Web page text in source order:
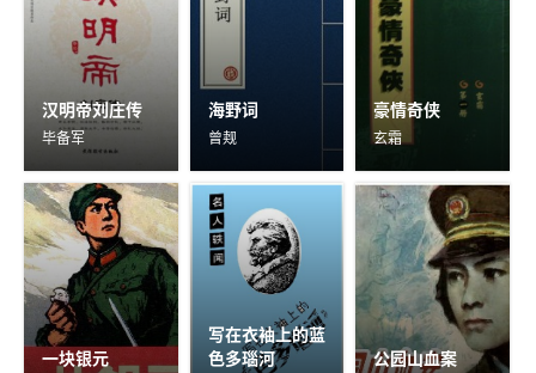
汉明帝刘庄传
毕备军
海野词
曾觌
豪情奇侠
玄霜
一块银元
写在衣袖上的蓝
色多瑙河
公园山血案